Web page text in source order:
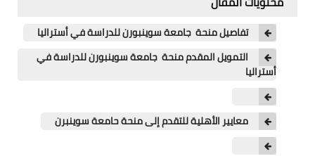
الوظيفة
الصحة
تفاصيل منحة جامعة سوينبورن للدراسة في أستراليا
التمويل المقدم منحة جامعة سوينبورن للدراسة في
أستراليا
معايير الأهلية للتقدم إلى منحة حامعة سوينبرن